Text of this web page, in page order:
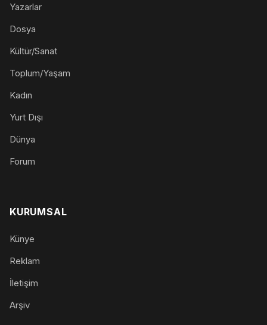
Yazarlar
Dosya
Kültür/Sanat
Toplum/Yaşam
Kadın
Yurt Dışı
Dünya
Forum
KURUMSAL
Künye
Reklam
İletişim
Arşiv